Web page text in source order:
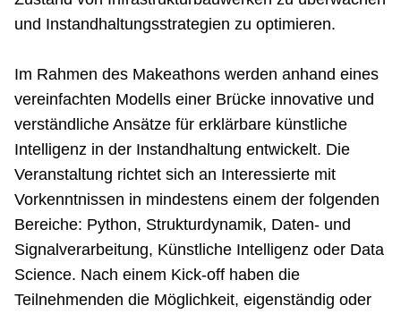
und Instandhaltungsstrategien zu optimieren.
Im Rahmen des Makeathons werden anhand eines
vereinfachten Modells einer Brücke innovative und
verständliche Ansätze für erklärbare künstliche
Intelligenz in der Instandhaltung entwickelt. Die
Veranstaltung richtet sich an Interessierte mit
Vorkenntnissen in mindestens einem der folgenden
Bereiche: Python, Strukturdynamik, Daten- und
Signalverarbeitung, Künstliche Intelligenz oder Data
Science. Nach einem Kick-off haben die
Teilnehmenden die Möglichkeit, eigenständig oder